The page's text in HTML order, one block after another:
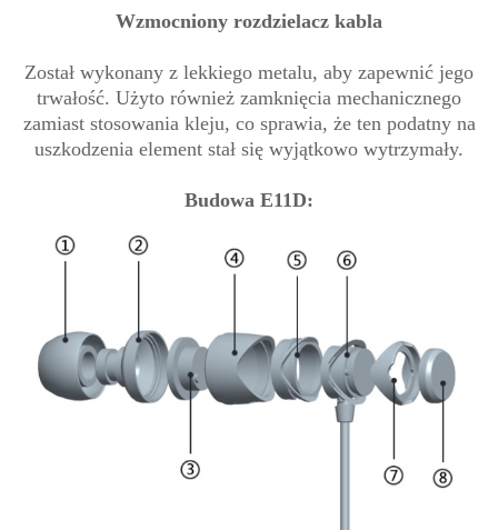
Wzmocniony rozdzielacz kabla
Został wykonany z lekkiego metalu, aby zapewnić jego
trwałość. Użyto również zamknięcia mechanicznego
zamiast stosowania kleju, co sprawia, że ten podatny na
uszkodzenia element stał się wyjątkowo wytrzymały.
Budowa E11D: